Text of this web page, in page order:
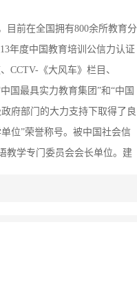
目前在全国拥有800余所教育分
年度中国教育培训公信力认证
CCTV-《大风车》栏目、
国最具实力教育集团”和“中国
府部门的大力支持下取得了良
位”荣誉称号。被中国社会信
教学专门委员会会长单位。建